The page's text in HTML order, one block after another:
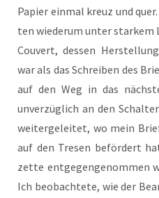
Papier ein­mal kreuz und
ten wie­der­um unter star­kem
Cou­vert, des­sen
war als das Schrei­ben des
auf den Weg in das
unver­züg­lich an den
wei­ter­ge­lei­tet, wo mein
auf den Tre­sen beför­dert
zet­te ent­ge­gen­ge­nom­men
Ich beob­ach­te­te, wie der